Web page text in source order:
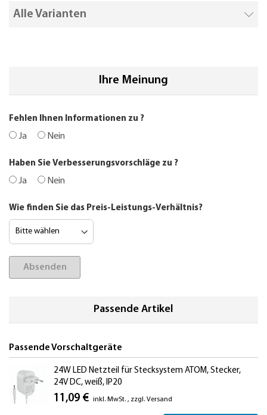
Alle Varianten
Ihre Meinung
Fehlen Ihnen Informationen zu ?
Ja Nein
Haben Sie Verbesserungsvorschläge zu ?
Ja Nein
Wie finden Sie das Preis-Leistungs-Verhältnis?
Absenden
Passende Artikel
Passende Vorschaltgeräte
24W LED Netzteil für Stecksystem ATOM, Stecker,
24V DC, weiß, IP20
11,09 € inkl. MwSt. , zzgl. Versand